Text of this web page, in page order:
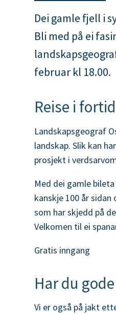
Dei gamle fjell i
Bli med på ei
februar kl 18.00.
Reise i
Landskapsgeograf
landskap. Slik kan
prosjekt i
Med dei gamle
kanskje 100 år
som har skjedd på
Velkomen til ei
Gratis inngang
Har du
Vi er også på jakt